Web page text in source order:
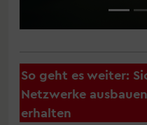
So geht es weiter:
Netzwerke
erhalten